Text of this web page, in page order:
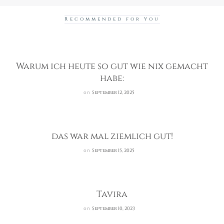
Recommended for you
Warum ich heute so gut wie nix gemacht
habe:
on September 12, 2025
das war mal ziemlich gut!
on September 15, 2025
Tavira
on September 10, 2023